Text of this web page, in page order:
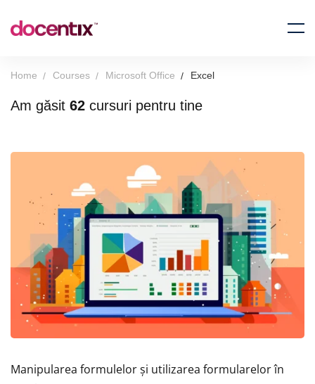
Home Courses Microsoft Office Excel
Am găsit 62 cursuri pentru tine
Manipularea formulelor și utilizarea formularelor în